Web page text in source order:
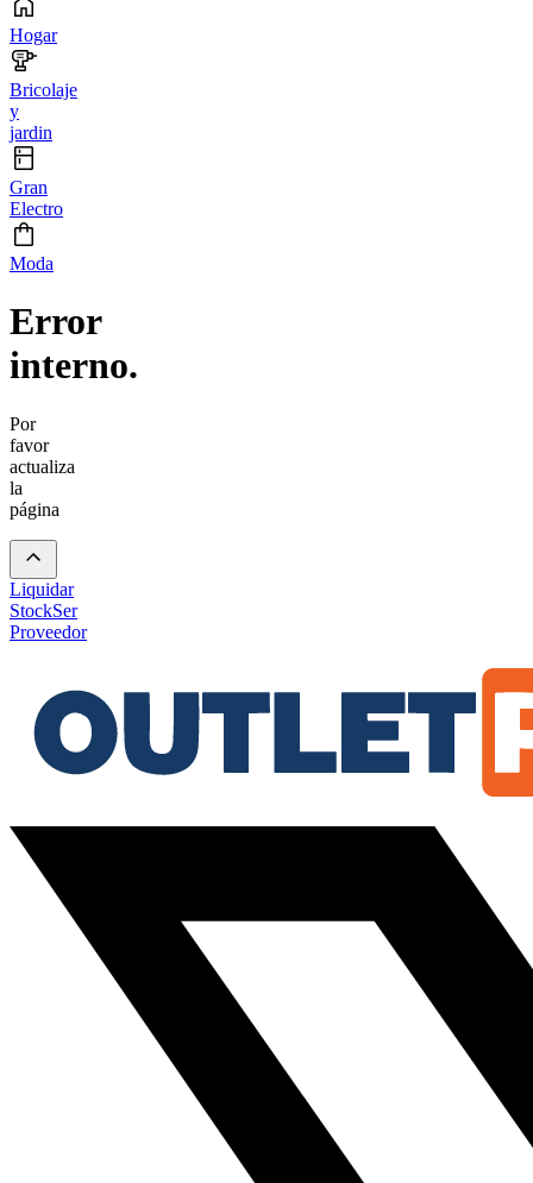
Hogar
Bricolaje
y
jardin
Gran
Electro
Moda
Error
interno.
Por
favor
actualiza
la
página
Liquidar
StockSer
Proveedor